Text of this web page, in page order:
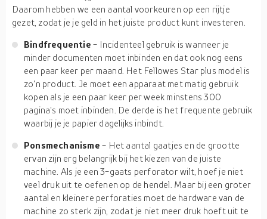
Daarom hebben we een aantal voorkeuren op een rijtje
gezet, zodat je je geld in het juiste product kunt investeren.
Bindfrequentie- Incidenteel gebruik is wanneer je
minder documenten moet inbinden en dat ook nog eens
een paar keer per maand. Het Fellowes Star plus model is
zo'n product. Je moet een apparaat met matig gebruik
kopen als je een paar keer per week minstens 300
pagina's moet inbinden. De derde is het frequente gebruik
waarbij je je papier dagelijks inbindt.
Ponsmechanisme- Het aantal gaatjes en de grootte
ervan zijn erg belangrijk bij het kiezen van de juiste
machine. Als je een 3-gaats perforator wilt, hoef je niet
veel druk uit te oefenen op de hendel. Maar bij een groter
aantal en kleinere perforaties moet de hardware van de
machine zo sterk zijn, zodat je niet meer druk hoeft uit te